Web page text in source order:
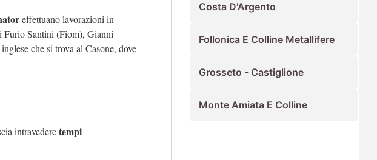
effettuano lavorazioni in
Furio Santini (Fiom), Gianni
che si trova al Casone, dove
intravederetempi
Costa D'Argento
Follonica E Colline Metallifere
Grosseto - Castiglione
Monte Amiata E Colline